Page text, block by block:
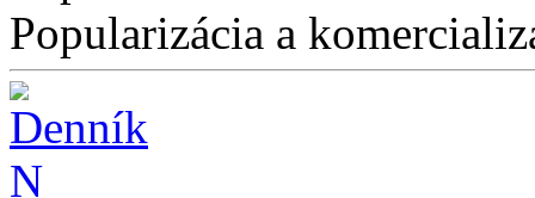
Popularizácia a